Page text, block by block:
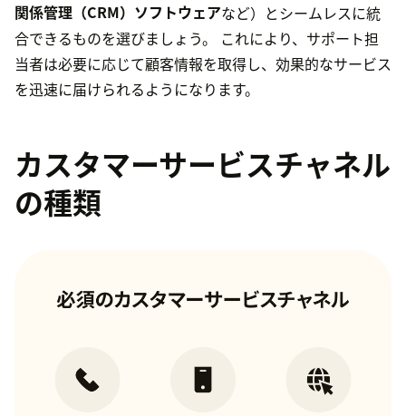
関係管理（CRM）ソフトウェアなど）とシームレスに統
合できるものを選びましょう。 これにより、サポート担
当者は必要に応じて顧客情報を取得し、効果的なサービス
を迅速に届けられるようになります。
カスタマーサービスチャネル
の種類